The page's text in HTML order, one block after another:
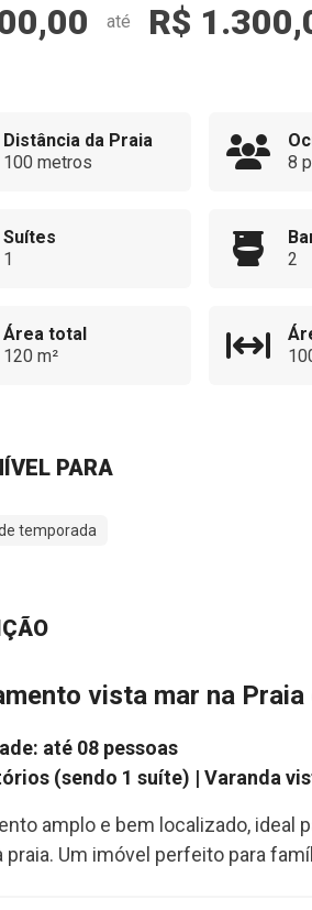
até R$
Distância da Praia
100 metros
8
Suítes
1
2
Área total
120 m²
PARA
de temporada
vista mar na
até 08 pessoas
(sendo 1 suíte) | Varanda
amplo e bem localizado, ideal
praia. Um imóvel perfeito para